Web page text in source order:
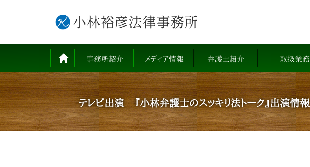
事務所紹介 メディア情報 弁護士紹介 取扱業務
テレビ出演 『小林弁護士のスッキリ法トーク』出演情報